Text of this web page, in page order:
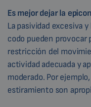
Es mejor dejar la
La pasividad excesiva
codo pueden provocar
restricción del
actividad adecuada y
moderado. Por
estiramiento son